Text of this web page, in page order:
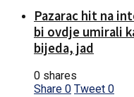
Pazarac hit na
bi ovdje umirali
bijeda, jad
0 shares
Share 0 Tweet 0